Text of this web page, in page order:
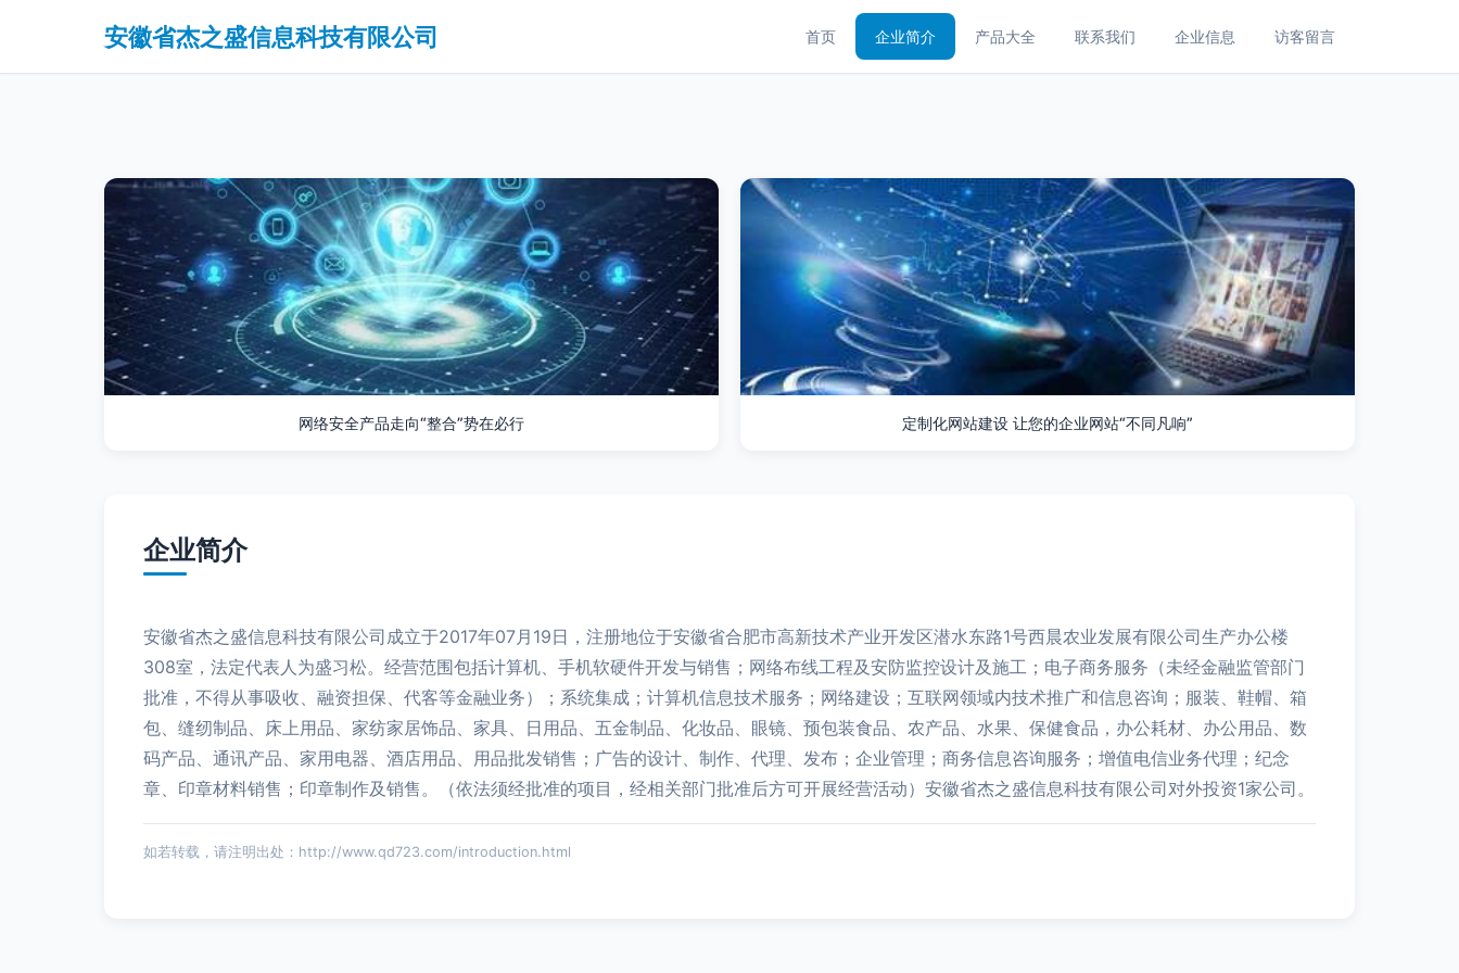
安徽省杰之盛信息科技有限公司 首页 企业简介 产品大全 联系我们 企业信息 访客留言
网络安全产品走向“整合”势在必行 定制化网站建设 让您的企业网站“不同凡响”
企业简介
安徽省杰之盛信息科技有限公司成立于2017年07月19日，注册地位于安徽省合肥市高新技术产业开发区潜水东路1号西晨农业发展有限公司生产办公楼
308室，法定代表人为盛习松。经营范围包括计算机、手机软硬件开发与销售；网络布线工程及安防监控设计及施工；电子商务服务（未经金融监管部门
批准，不得从事吸收、融资担保、代客等金融业务）；系统集成；计算机信息技术服务；网络建设；互联网领域内技术推广和信息咨询；服装、鞋帽、箱
包、缝纫制品、床上用品、家纺家居饰品、家具、日用品、五金制品、化妆品、眼镜、预包装食品、农产品、水果、保健食品，办公耗材、办公用品、数
码产品、通讯产品、家用电器、酒店用品、用品批发销售；广告的设计、制作、代理、发布；企业管理；商务信息咨询服务；增值电信业务代理；纪念
章、印章材料销售；印章制作及销售。（依法须经批准的项目，经相关部门批准后方可开展经营活动）安徽省杰之盛信息科技有限公司对外投资1家公司。
如若转载，请注明出处：http://www.qd723.com/introduction.html